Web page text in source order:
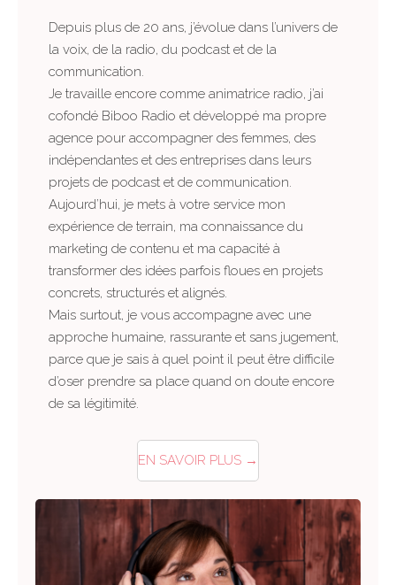
Depuis plus de 20 ans, j’évolue dans l’univers de
la voix, de la radio, du podcast et de la
communication.
Je travaille encore comme animatrice radio, j’ai
cofondé Biboo Radio et développé ma propre
agence pour accompagner des femmes, des
indépendantes et des entreprises dans leurs
projets de podcast et de communication.
Aujourd’hui, je mets à votre service mon
expérience de terrain, ma connaissance du
marketing de contenu et ma capacité à
transformer des idées parfois floues en projets
concrets, structurés et alignés.
Mais surtout, je vous accompagne avec une
approche humaine, rassurante et sans jugement,
parce que je sais à quel point il peut être difficile
d’oser prendre sa place quand on doute encore
de sa légitimité.
EN SAVOIR PLUS →